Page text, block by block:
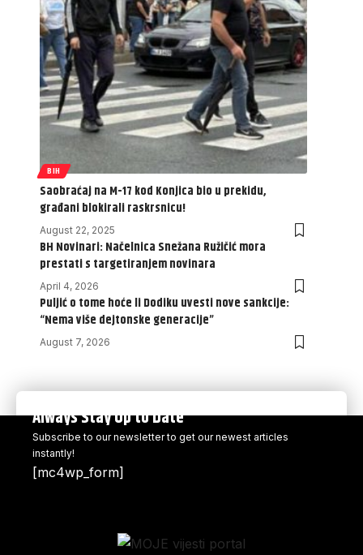
BIH
Saobraćaj na M-17 kod Konjica bio u prekidu,
građani blokirali raskrsnicu!
August 22, 2025
BH Novinari: Načelnica Snežana Ružičić mora
prestati s targetiranjem novinara
April 4, 2026
Puljić o tome hoće li Dodiku uvesti nove sankcije:
“Nema više dejtonske generacije”
August 7, 2026
Always Stay Up to Date
Subscribe to our newsletter to get our newest articles
instantly!
[mc4wp_form]